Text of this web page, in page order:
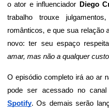
o ator e influenciador
Diego
trabalho trouxe
românticos, e que sua relação
novo: ter seu espaço
amar, mas não a qualquer
O episódio completo irá ao ar
pode ser acessado no
Spotify. Os demais serão